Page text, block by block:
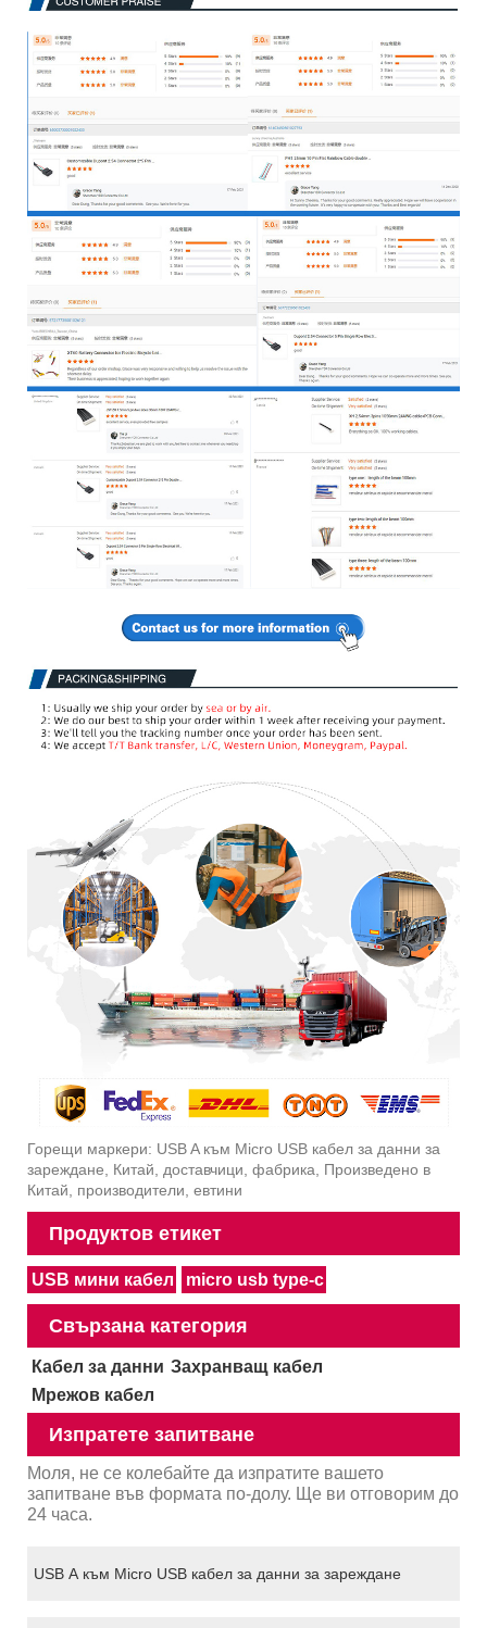
Горещи маркери: USB A към Micro USB кабел за данни за
зареждане, Китай, доставчици, фабрика, Произведено в
Китай, производители, евтини
Продуктов етикет
USB мини кабел micro usb type-c
Свързана категория
Кабел за данни Захранващ кабел
Мрежов кабел
Изпратете запитване
Моля, не се колебайте да изпратите вашето
запитване във формата по-долу. Ще ви отговорим до
24 часа.